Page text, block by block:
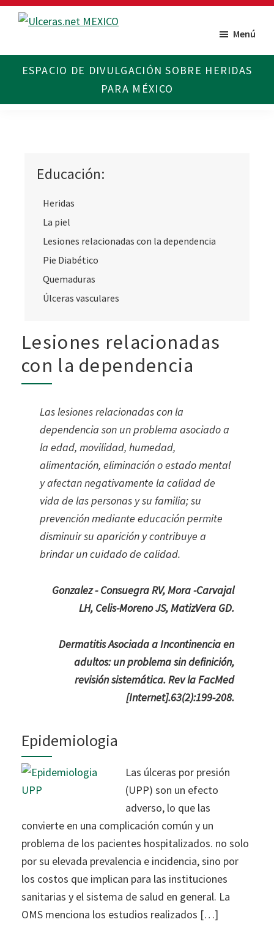
Saltar
Saltar
divulgativo
sobre
Menú
Educación:
Heridas
La piel
Lesiones relacionadas con la dependencia
Pie Diabético
Quemaduras
Úlceras vasculares
Lesiones relacionadas
con la dependencia
Las lesiones relacionadas con la
dependencia son un problema asociado a
la edad, movilidad, humedad,
alimentación, eliminación o estado mental
y afectan negativamente la calidad de
vida de las personas y su familia; su
prevenciónmediante educación permite
disminuir su aparición y contribuye a
brindar un cuidado de calidad.
Gonzalez - Consuegra RV, Mora -Carvajal
LH, Celis-Moreno JS, MatizVera GD.
Dermatitis Asociada a Incontinencia en
adultos: un problema sin definición,
revisión sistemática. Rev la FacMed
[Internet].63(2):199-208.
Epidemiologia
Las úlceras por presión
(UPP) son un efecto
adverso, lo que las
convierte en una complicación común y un
problema de los pacientes hospitalizados. no solo
por su elevada prevalencia e incidencia, sino por
los costos que implican para las instituciones
sanitarias y el sistema de salud en general. La
OMS menciona los estudios realizados […]